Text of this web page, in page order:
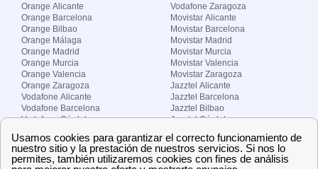
Orange Alicante
Orange Barcelona
Orange Bilbao
Orange Málaga
Orange Madrid
Orange Murcia
Orange Valencia
Orange Zaragoza
Vodafone Alicante
Vodafone Barcelona
Vodafone Córdoba
Vodafone Madrid
Vodafone Murcia
Vodafone Valencia
Vodafone Zaragoza
Movistar Alicante
Movistar Barcelona
Movistar Madrid
Movistar Murcia
Movistar Valencia
Movistar Zaragoza
Jazztel Alicante
Jazztel Barcelona
Jazztel Bilbao
Jazztel Córdoba
Jazztel Málaga
Jazztel Valencia
Jazztel Zaragoza